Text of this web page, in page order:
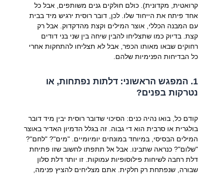
קרואטית, מקדונית). כולם חולקים גנים משותפים, אבל כל
אחד פיתח את הייחוד שלו. לכן, דובר רוסית ירגיש מיד בבית
עם המבנה הכללי, אוצר המילים וקצת מהדקדוק. אבל רק
קצת. בדיוק כמו שתצליחו להבין שיחה בין שני בני דודים
רחוקים שבאו מאותו הכפר, אבל לא תצליחו להתחקות אחרי
כל הבדיחות הפנימיות שלהם.
1. המפגש הראשוני: דלתות נפתחות, או
נטרקות בפנים?
קודם כל, בואו נהיה כנים: הסיכוי שדובר רוסית יבין מיד דובר
בולגרית או סרבית הוא די גבוה. זה בגלל הדמיון האדיר באוצר
המילים הבסיסי, במיוחד במונחים יומיומיים. "מים"? "לחם"?
"שלום"? כנראה שתבינו. אבל אל תתפתו לחשוב שזו פתיחת
דלת רחבה לשיחות פילוסופיות עמוקות. זו יותר דלת סלון
שבורה, שנפתחת רק חלקית. אתם מצליחים להציץ פנימה,